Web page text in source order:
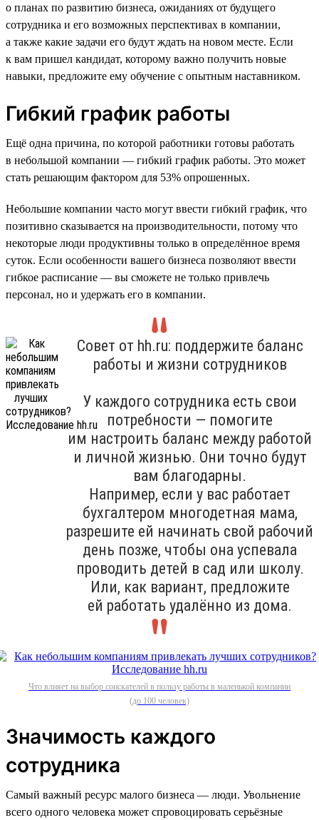
о планах по развитию бизнеса, ожиданиях от будущего
сотрудника и его возможных перспективах в компании,
а также какие задачи его будут ждать на новом месте. Если
к вам пришел кандидат, которому важно получить новые
навыки, предложите ему обучение с опытным наставником.
Гибкий график работы
Ещё одна причина, по которой работники готовы работать
в небольшой компании — гибкий график работы. Это может
стать решающим фактором для 53% опрошенных.
Небольшие компании часто могут ввести гибкий график, что
позитивно сказывается на производительности, потому что
некоторые люди продуктивны только в определённое время
суток. Если особенности вашего бизнеса позволяют ввести
гибкое расписание — вы сможете не только привлечь
персонал, но и удержать его в компании.
Совет от hh.ru: поддержите баланс
работы и жизни сотрудников
У каждого сотрудника есть свои
потребности — помогите
им настроить баланс между работой
и личной жизнью. Они точно будут
вам благодарны.
Например, если у вас работает
бухгалтером многодетная мама,
разрешите ей начинать свой рабочий
день позже, чтобы она успевала
проводить детей в сад или школу.
Или, как вариант, предложите
ей работать удалённо из дома.
Что влияет на выбор соискателей в пользу работы в маленькой компании
(до 100 человек)
Значимость каждого
сотрудника
Самый важный ресурс малого бизнеса — люди. Увольнение
всего одного человека может спровоцировать серьёзные